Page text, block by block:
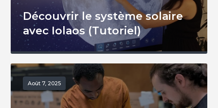
Découvrir le système solaire
avec Iolaos (Tutoriel)
Août 7, 2025